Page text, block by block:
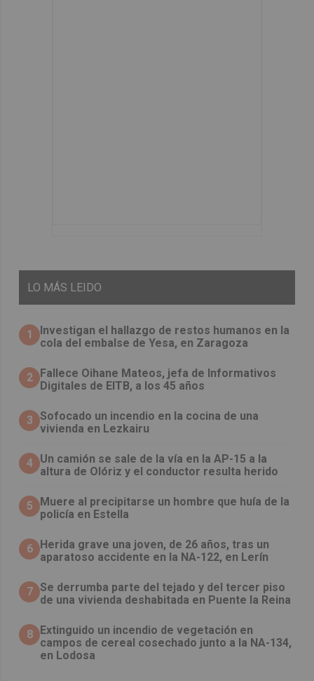
LO MÁS LEIDO
1
Investigan el hallazgo de restos humanos en la
cola del embalse de Yesa, en Zaragoza
2 Fallece Oihane Mateos, jefa de Informativos
Digitales de EITB, a los 45 años
3 Sofocado un incendio en la cocina de una
vivienda en Lezkairu
4 Un camión se sale de la vía en la AP-15 a la
altura de Olóriz y el conductor resulta herido
5
Muere al precipitarse un hombre que huía de la
policía en Estella
6 Herida grave una joven, de 26 años, tras un
aparatoso accidente en la NA-122, en Lerín
7 Se derrumba parte del tejado y del tercer piso
de una vivienda deshabitada en Puente la Reina
8 Extinguido un incendio de vegetación en
campos de cereal cosechado junto a la NA-134,
en Lodosa